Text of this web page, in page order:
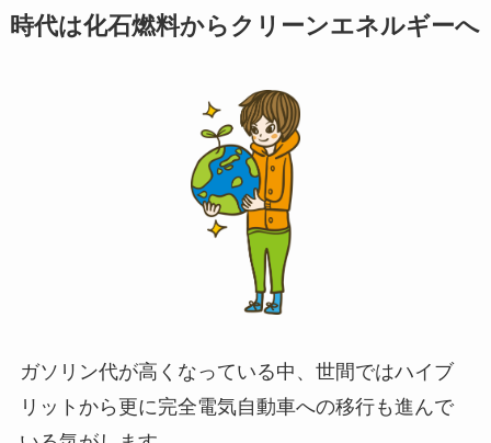
時代は化石燃料からクリーンエネルギーへ
ガソリン代が高くなっている中、世間ではハイブ
リットから更に完全電気自動車への移行も進んで